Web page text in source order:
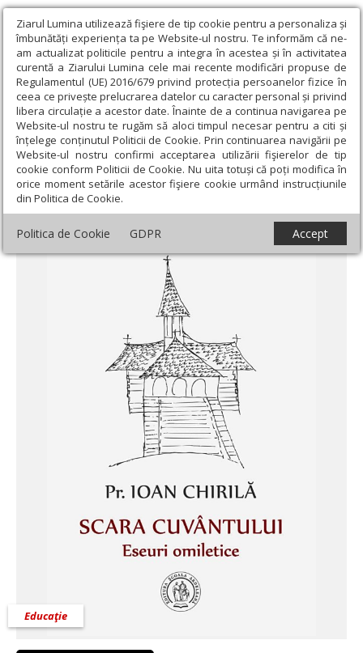
Ziarul Lumina utilizează fişiere de tip cookie pentru a personaliza și
îmbunătăți experiența ta pe Website-ul nostru. Te informăm că ne-
am actualizat politicile pentru a integra în acestea și în activitatea
curentă a Ziarului Lumina cele mai recente modificări propuse de
Regulamentul (UE) 2016/679 privind protecția persoanelor fizice în
ceea ce privește prelucrarea datelor cu caracter personal și privind
libera circulație a acestor date. Înainte de a continua navigarea pe
Website-ul nostru te rugăm să aloci timpul necesar pentru a citi și
înțelege conținutul Politicii de Cookie. Prin continuarea navigării pe
Website-ul nostru confirmi acceptarea utilizării fişierelor de tip
cookie conform Politicii de Cookie. Nu uita totuși că poți modifica în
orice moment setările acestor fişiere cookie urmând instrucțiunile
din Politica de Cookie.
Politica de Cookie GDPR Accept
Ziarul Lumina › Educaţie și Cultură › Educaţie › PREZENTARE
CARTE: Scara Cuvântului - eseuri omiletice
PREZENTARE CARTE: Scara Cuvântului -
eseuri omiletice
Educaţie